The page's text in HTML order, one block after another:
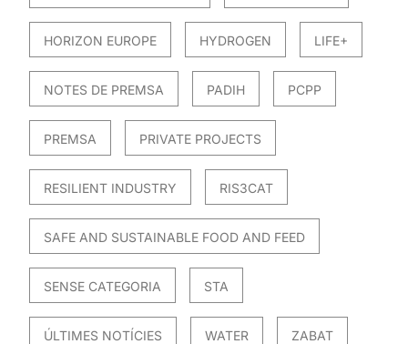
HORIZON EUROPE HYDROGEN LIFE+
NOTES DE PREMSA PADIH PCPP
PREMSA PRIVATE PROJECTS
RESILIENT INDUSTRY RIS3CAT
SAFE AND SUSTAINABLE FOOD AND FEED
SENSE CATEGORIA STA
ÚLTIMES NOTÍCIES WATER ZABAT